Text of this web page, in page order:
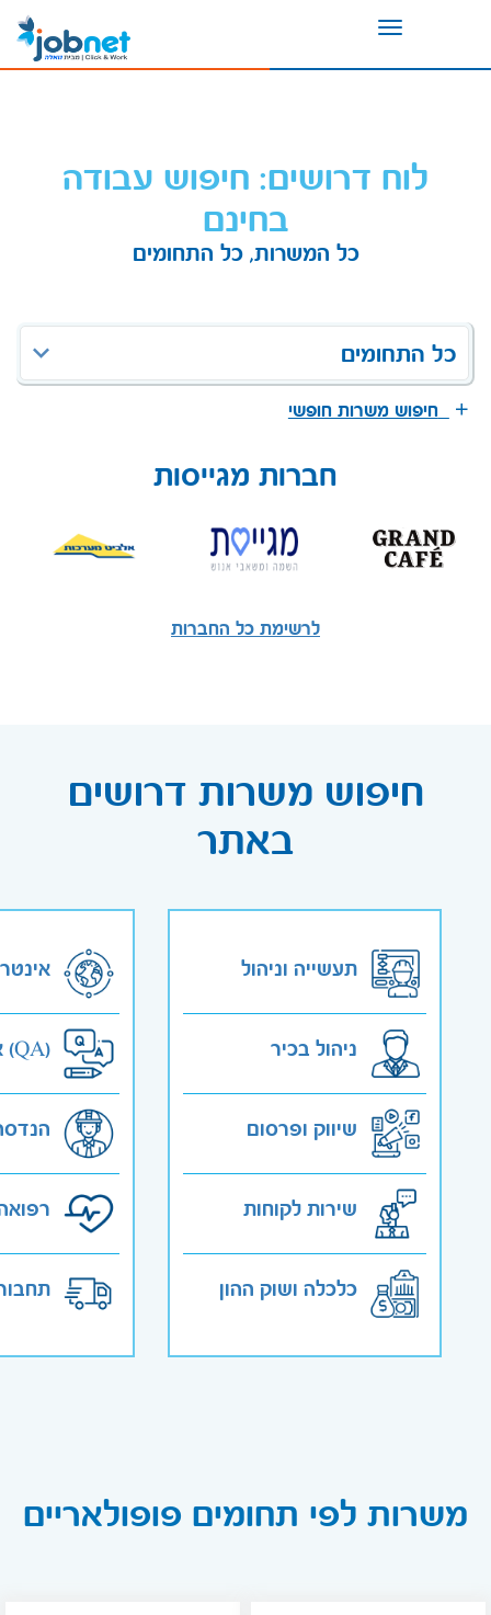
Toggle
לוח דרושים: חיפוש עבודה
בחינם
כל המשרות, כל התחומים
כל התחומים
חיפוש משרות חופשי
חברות מגייסות
לרשימת כל החברות
חיפוש משרות דרושים
באתר
תעשייה וניהול
ניהול בכיר
שיווק ופרסום
שירות לקוחות
כלכלה ושוק ההון
אבטחת איכות (QA)
משרות לפי תחומים פופולאריים